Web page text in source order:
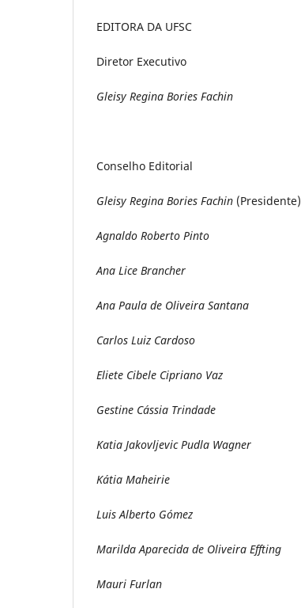
EDITORA DA UFSC
Diretor Executivo
Gleisy Regina Bories Fachin
Conselho Editorial
Gleisy Regina Bories Fachin (Presidente)
Agnaldo Roberto Pinto
Ana Lice Brancher
Ana Paula de Oliveira Santana
Carlos Luiz Cardoso
Eliete Cibele Cipriano Vaz
Gestine Cássia Trindade
Katia Jakovljevic Pudla Wagner
Kátia Maheirie
Luis Alberto Gómez
Marilda Aparecida de Oliveira Effting
Mauri Furlan